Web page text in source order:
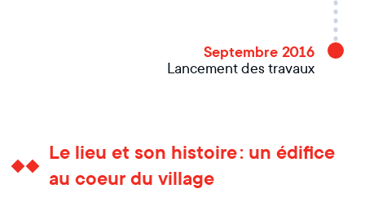
Septembre 2016
Lancement des travaux
Le lieu et son histoire : un édifice
au coeur du village